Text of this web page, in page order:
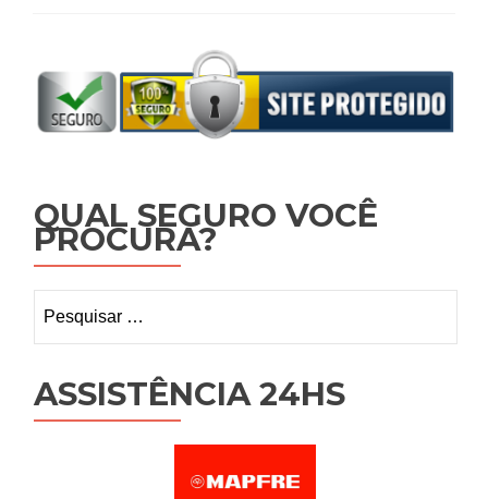
QUAL SEGURO VOCÊ
PROCURA?
por:
ASSISTÊNCIA 24HS